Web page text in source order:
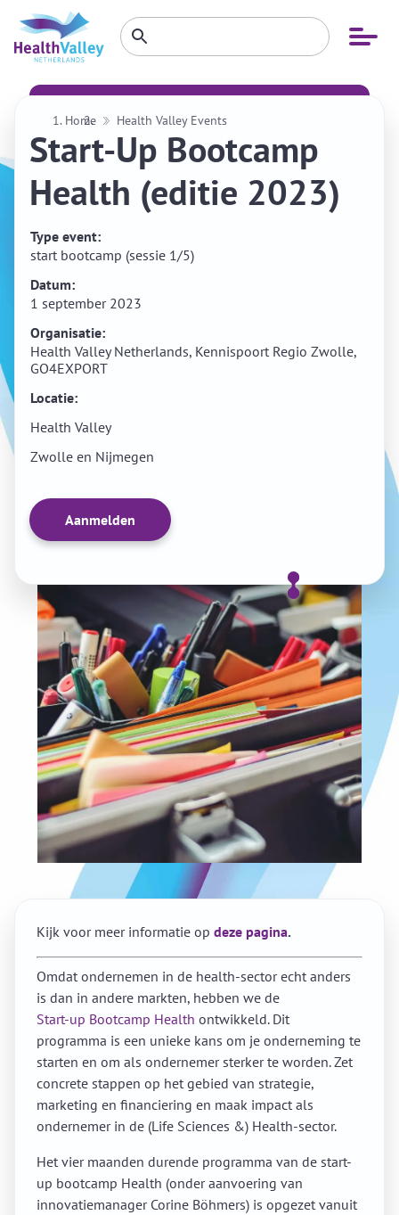
Open
menu
Zoeken
binnenZoeken
Home Health Valley Events
Start-Up Bootcamp
Health (editie 2023)
Type event:
start bootcamp (sessie 1/5)
Datum:
1 september 2023
Organisatie:
Health Valley Netherlands, Kennispoort Regio Zwolle,
GO4EXPORT
Locatie:
Health Valley
Zwolle en Nijmegen
Aanmelden
Kijk voor meer informatie op deze pagina.
Omdat ondernemen in de health-sector echt anders
is dan in andere markten, hebben we de
Start-up Bootcamp Health ontwikkeld. Dit
programma is een unieke kans om je onderneming te
starten en om als ondernemer sterker te worden. Zet
concrete stappen op het gebied van strategie,
marketing en financiering en maak impact als
ondernemer in de (Life Sciences &) Health-sector.
Het vier maanden durende programma van de start-
up bootcamp Health (onder aanvoering van
innovatiemanager Corine Böhmers) is opgezet vanuit